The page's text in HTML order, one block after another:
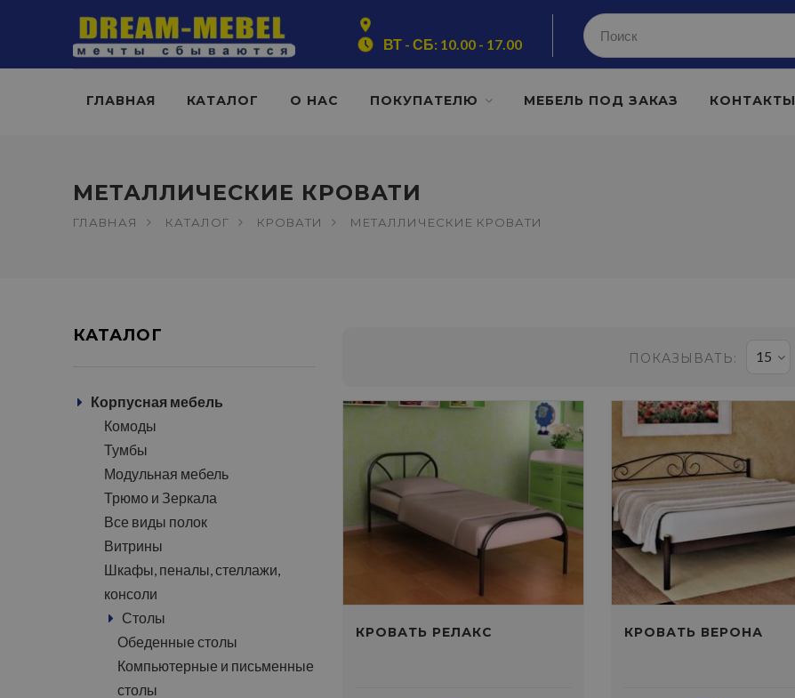
ВТ - СБ: 10.00 - 17.00
ГЛАВНАЯ КАТАЛОГ О НАС ПОКУПАТЕЛЮ МЕБЕЛЬ ПОД ЗАКАЗ КОНТАКТЫ
МЕТАЛЛИЧЕСКИЕ КРОВАТИ
ГЛАВНАЯ КАТАЛОГ КРОВАТИ МЕТАЛЛИЧЕСКИЕ КРОВАТИ
КАТАЛОГ
Корпусная мебель
Комоды
Тумбы
Модульная мебель
Трюмо и Зеркала
Все виды полок
Витрины
Шкафы, пеналы, стеллажи,
консоли
Столы
Обеденные столы
Компьютерные и письменные
столы
ПОКАЗЫВАТЬ: 15
КРОВАТЬ РЕЛАКС КРОВАТЬ ВЕРОНА